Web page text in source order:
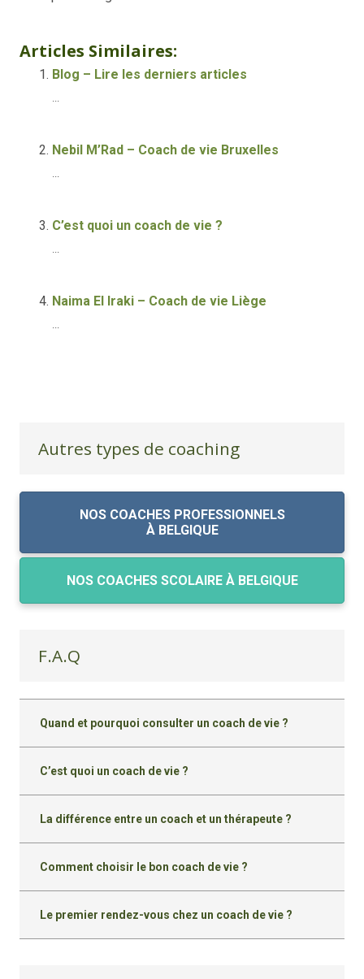
Articles Similaires:
Blog – Lire les derniers articles
...
Nebil M’Rad – Coach de vie Bruxelles
...
C’est quoi un coach de vie ?
...
Naima El Iraki – Coach de vie Liège
...
Autres types de coaching
NOS COACHES PROFESSIONNELS
À BELGIQUE
NOS COACHES SCOLAIRE À BELGIQUE
F.A.Q
Quand et pourquoi consulter un coach de vie ?
C’est quoi un coach de vie ?
La différence entre un coach et un thérapeute ?
Comment choisir le bon coach de vie ?
Le premier rendez-vous chez un coach de vie ?